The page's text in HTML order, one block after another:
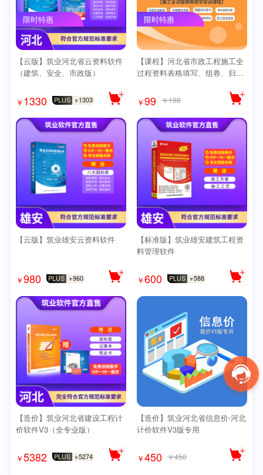
限时特惠
【云版】筑业河北省云资料软件
（建筑、安全、市政版）
￥ 1330 PLUS ￥ 1303
限时特惠
【课程】河北省市政工程施工全
过程资料表格填写、组卷、归档
￥99 ￥198
【云版】筑业雄安云资料软件
￥980 PLUS ￥960
【标准版】筑业雄安建筑工程资
料管理软件
￥600 PLUS ￥588
【造价】筑业河北省建设工程计
价软件V3（全专业版）
￥5382 PLUS ￥5274
【造价】筑业河北省信息价-河北
计价软件V3版专用
￥450 ￥450